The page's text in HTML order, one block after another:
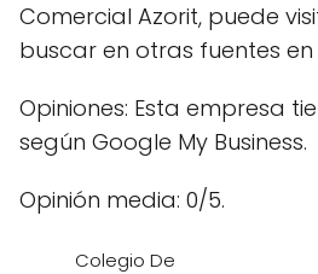
Comercial Azorit, puede
buscar en otras fuentes en
Opiniones: Esta empresa
según Google My Business.
Opinión media: 0/5.
Colegio De